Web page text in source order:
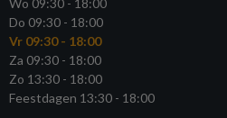
Do 09:30 - 18:00
Vr 09:30 - 18:00
Za 09:30 - 18:00
Zo 13:30 - 18:00
Feestdagen 13:30 - 18:00